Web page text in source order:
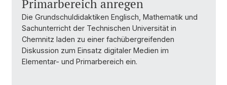
Primarbereich anregen
Die Grundschuldidaktiken Englisch, Mathematik und
Sachunterricht der Technischen Universität in
Chemnitz laden zu einer fachübergreifenden
Diskussion zum Einsatz digitaler Medien im
Elementar- und Primarbereich ein.